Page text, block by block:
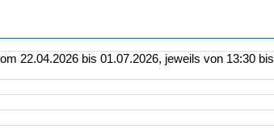
22.04.2026 bis 01.07.2026, jeweils von 13:30 bis